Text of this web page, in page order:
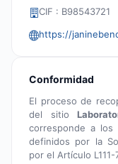
CIF : B98543721
https://
Conformidad
El proceso de
del sitio
corresponde a los
definidos por la
por el Artículo